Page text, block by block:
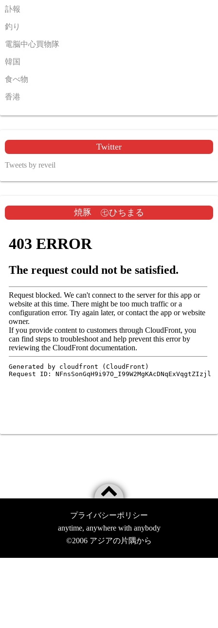
訃報
釣り
電脳中心買物隊
韓国
食べ物
香港
Twitter
Tweets by reveil
焼豚 ㊆ひちまる
プライバシーポリシー
anytime, anywhere with anybody
©2006 アジアの片隅から